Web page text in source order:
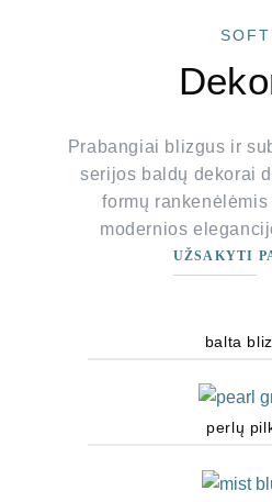
SOFT
Prabangiai blizgus ir
serijos baldų dekorai
formų
modernios
UŽSAKYTI
balta
perlų